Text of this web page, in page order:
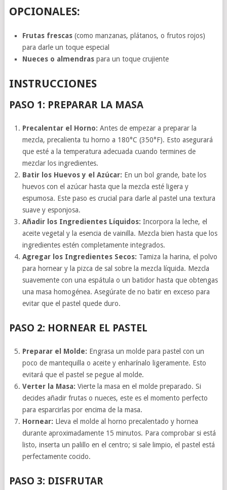
OPCIONALES:
Frutas frescas (como manzanas, plátanos, o frutos rojos)
para darle un toque especial
Nueces o almendras para un toque crujiente
INSTRUCCIONES
PASO 1: PREPARAR LA MASA
Precalentar el Horno: Antes de empezar a preparar la
mezcla, precalienta tu horno a 180°C (350°F). Esto asegurará
que esté a la temperatura adecuada cuando termines de
mezclar los ingredientes.
Batir los Huevos y el Azúcar: En un bol grande, bate los
huevos con el azúcar hasta que la mezcla esté ligera y
espumosa. Este paso es crucial para darle al pastel una textura
suave y esponjosa.
Añadir los Ingredientes Líquidos: Incorpora la leche, el
aceite vegetal y la esencia de vainilla. Mezcla bien hasta que los
ingredientes estén completamente integrados.
Agregar los Ingredientes Secos: Tamiza la harina, el polvo
para hornear y la pizca de sal sobre la mezcla líquida. Mezcla
suavemente con una espátula o un batidor hasta que obtengas
una masa homogénea. Asegúrate de no batir en exceso para
evitar que el pastel quede duro.
PASO 2: HORNEAR EL PASTEL
Preparar el Molde: Engrasa un molde para pastel con un
poco de mantequilla o aceite y enharínalo ligeramente. Esto
evitará que el pastel se pegue al molde.
Verter la Masa: Vierte la masa en el molde preparado. Si
decides añadir frutas o nueces, este es el momento perfecto
para esparcirlas por encima de la masa.
Hornear: Lleva el molde al horno precalentado y hornea
durante aproximadamente 15 minutos. Para comprobar si está
listo, inserta un palillo en el centro; si sale limpio, el pastel está
perfectamente cocido.
PASO 3: DISFRUTAR